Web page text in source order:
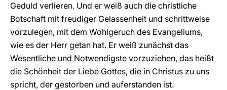
Geduld verlieren. Und er weiß auch die christliche
Botschaft mit freudiger Gelassenheit und schrittweise
vorzulegen, mit dem Wohlgeruch des Evangeliums,
wie es der Herr getan hat. Er weiß zunächst das
Wesentliche und Notwendigste vorzuziehen, das heißt
die Schönheit der Liebe Gottes, die in Christus zu uns
spricht, der gestorben und auferstanden ist.